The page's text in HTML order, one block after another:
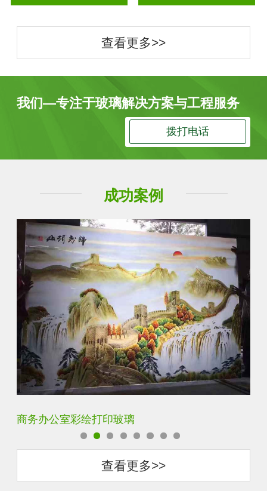
查看更多>>
我们—专注于玻璃解决方案与工程服务
拨打电话
成功案例
定制透明静电UV打印加工
查看更多>>